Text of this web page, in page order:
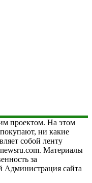
проектом. На этом
ни какие
собой ленту
Материалы
за
Администрация сайта